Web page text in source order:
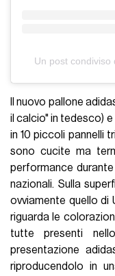
Un post condiviso
Il nuovo pallone
il calcio" in tedesco)
in 10 piccoli pannelli
sono cucite ma
performance
nazionali. Sulla
ovviamente quello di
riguarda le
tutte presenti
presentazione
riproducendolo in